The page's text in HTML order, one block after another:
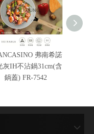
弗南希諾
灰IH不沾鍋31cm(含
鍋蓋) FR-7542